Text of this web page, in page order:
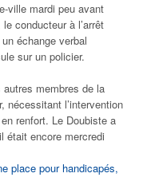
ville mardi peu avant
le conducteur à l’arrêt
échange verbal
sur un policier.
autres membres de la
nécessitant l’intervention
renfort. Le Doubiste a
était encore mercredi
place pour handicapés,